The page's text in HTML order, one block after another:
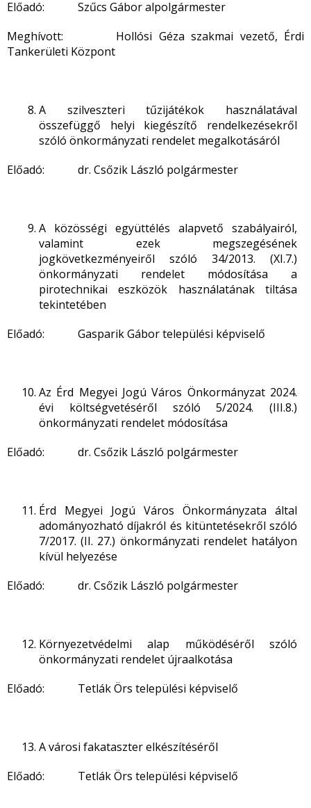
Előadó: Szűcs Gábor alpolgármester
Meghívott: Hollósi Géza szakmai vezető, Érdi
Tankerületi Központ
A szilveszteri tűzijátékok használatával
összefüggő helyi kiegészítő rendelkezésekről
szóló önkormányzati rendelet megalkotásáról
Előadó: dr. Csőzik László polgármester
A közösségi együttélés alapvető szabályairól,
valamint ezek megszegésének
jogkövetkezményeiről szóló 34/2013. (XI.7.)
önkormányzati rendelet módosítása a
pirotechnikai eszközök használatának tiltása
tekintetében
Előadó: Gasparik Gábor települési képviselő
Az Érd Megyei Jogú Város Önkormányzat 2024.
évi költségvetéséről szóló 5/2024. (III.8.)
önkormányzati rendelet módosítása
Előadó: dr. Csőzik László polgármester
Érd Megyei Jogú Város Önkormányzata által
adományozható díjakról és kitüntetésekről szóló
7/2017. (II. 27.) önkormányzati rendelet hatályon
kívül helyezése
Előadó: dr. Csőzik László polgármester
Környezetvédelmi alap működéséről szóló
önkormányzati rendelet újraalkotása
Előadó: Tetlák Örs települési képviselő
A városi fakataszter elkészítéséről
Előadó: Tetlák Örs települési képviselő